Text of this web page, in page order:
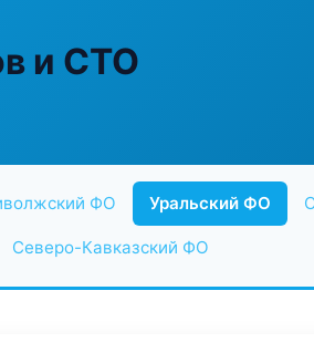
и СТО
ФО Уральский ФО
Северо-Кавказский ФО